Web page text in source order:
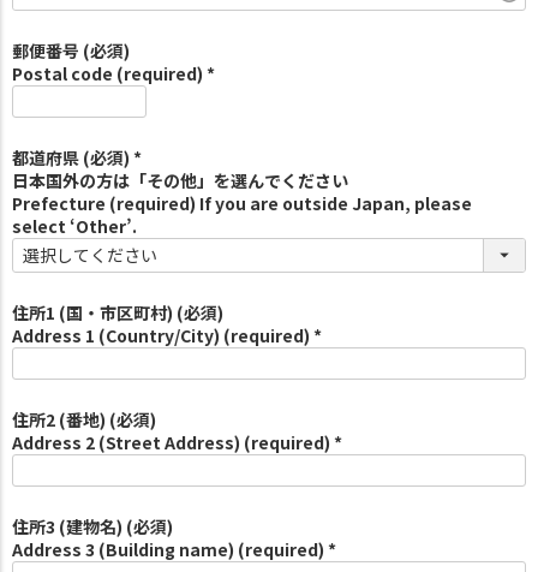
必
郵便番号 (必須)
Postal code (required) *
都道府県 (必須) *
日本国外の方は「その他」を選んでください
Prefecture (required) If you are outside Japan, please
select ‘Other’.
住所1 (国・市区町村) (必須)
Address 1 (Country/City) (required) *
住所2 (番地) (必須)
Address 2 (Street Address) (required) *
住所3 (建物名) (必須)
Address 3 (Building name) (required) *